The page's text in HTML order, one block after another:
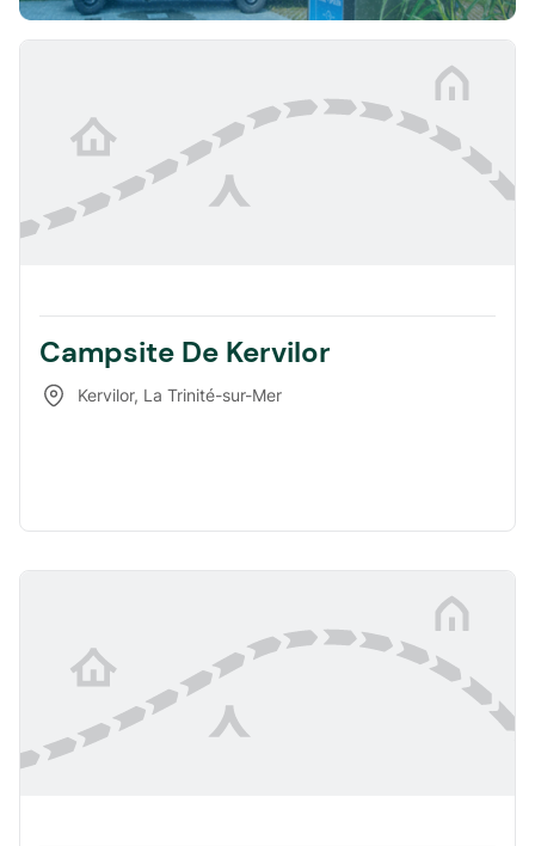
Campsite De Kervilor
Kervilor, La Trinité-sur-Mer